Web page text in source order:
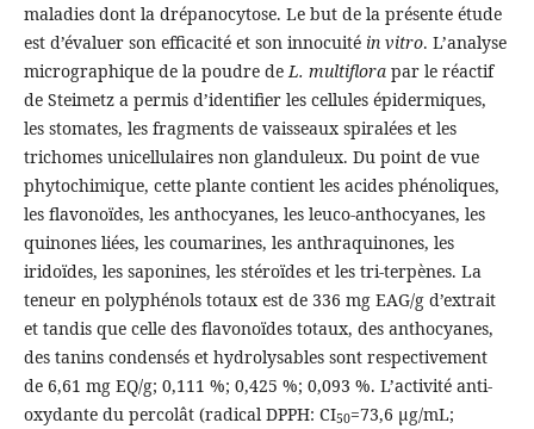
maladies dont la drépanocytose. Le but de la présente étude
est d’évaluer son efficacité et son innocuité in vitro. L’analyse
micrographique de la poudre de L. multiflorapar le réactif
de Steimetz a permis d’identifier les cellules épidermiques,
les stomates, les fragments de vaisseaux spiralées et les
trichomes unicellulaires non glanduleux. Du point de vue
phytochimique, cette plante contient les acides phénoliques,
les flavonoïdes, les anthocyanes, les leuco-anthocyanes, les
quinones liées, les coumarines, les anthraquinones, les
iridoïdes, les saponines, les stéroïdes et les tri-terpènes. La
teneur en polyphénols totaux est de 336 mg EAG/g d’extrait
et tandis que celle des flavonoïdes totaux, des anthocyanes,
des tanins condensés et hydrolysables sont respectivement
de 6,61 mg EQ/g; 0,111 %; 0,425 %; 0,093 %. L’activité anti-
oxydante du percolât (radical DPPH: CI50=73,6 µg/mL;